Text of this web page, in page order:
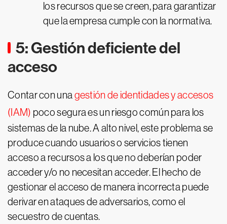
los recursos que se creen, para garantizar
que la empresa cumple con la normativa.
5: Gestión deficiente del
acceso
Contar con una gestión de identidades y accesos
(IAM) poco segura es un riesgo común para los
sistemas de la nube. A alto nivel, este problema se
produce cuando usuarios o servicios tienen
acceso a recursos a los que no deberían poder
acceder y/o no necesitan acceder. El hecho de
gestionar el acceso de manera incorrecta puede
derivar en ataques de adversarios, como el
secuestro de cuentas.